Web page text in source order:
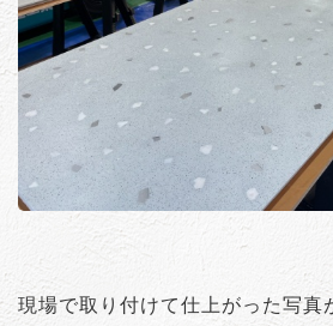
現場で取り付けて仕上がった写真